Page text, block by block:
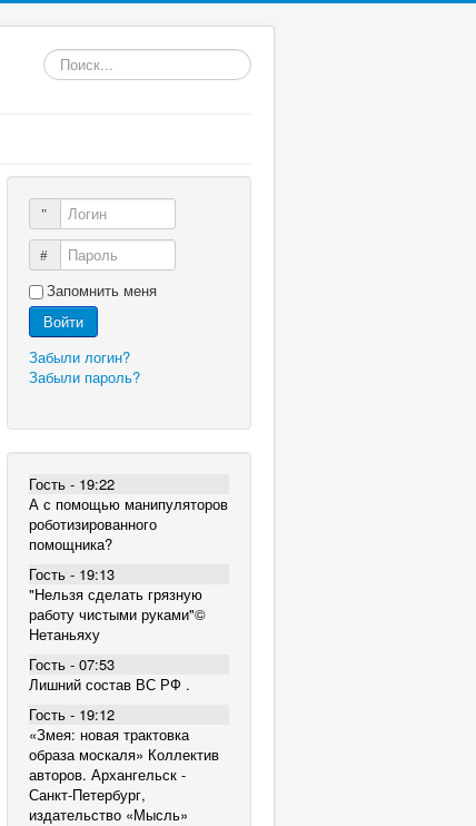
Искать...
Логин
Пароль
Запомнить меня
Войти
Забыли логин?
Забыли пароль?
Гость - 19:22
А с помощью манипуляторов
роботизированного
помощника?
Гость - 19:13
"Нельзя сделать грязную
работу чистыми руками"©
Нетаньяху
Гость - 07:53
Лишний состав ВС РФ .
Гость - 19:12
«Змея: новая трактовка
образа москаля» Коллектив
авторов. Архангельск -
Санкт-Петербург,
издательство «Мысль»